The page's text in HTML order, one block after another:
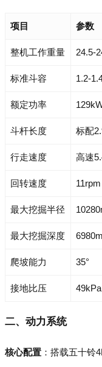
项目 参数
整机工作重量 24.5-
标准斗容 1.2-
额定功率
斗杆长度 标配
行走速度 高速
回转速度 11rpm
最大挖掘半径
最大挖掘深度
爬坡能力 35°
接地比压 49kPa
二、动力系统
核心配置 ：搭载五十铃